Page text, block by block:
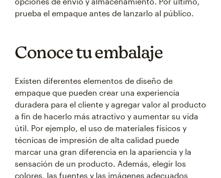
prueba el empaque antes de lanzarlo al público.
Conoce tu embalaje
Existen diferentes elementos de diseño de
empaque que pueden crear una experiencia
duradera para el cliente y agregar valor al producto
a fin de hacerlo más atractivo y aumentar su vida
útil. Por ejemplo, el uso de materiales físicos y
técnicas de impresión de alta calidad puede
marcar una gran diferencia en la apariencia y la
sensación de un producto. Además, elegir los
colores, las fuentes y las imágenes adecuados